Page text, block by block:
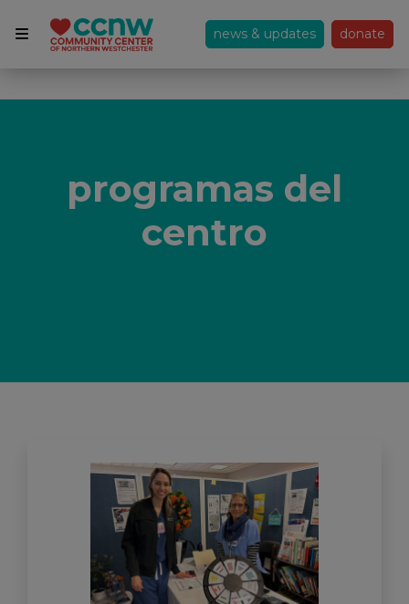
news & updates donate
programas del
centro